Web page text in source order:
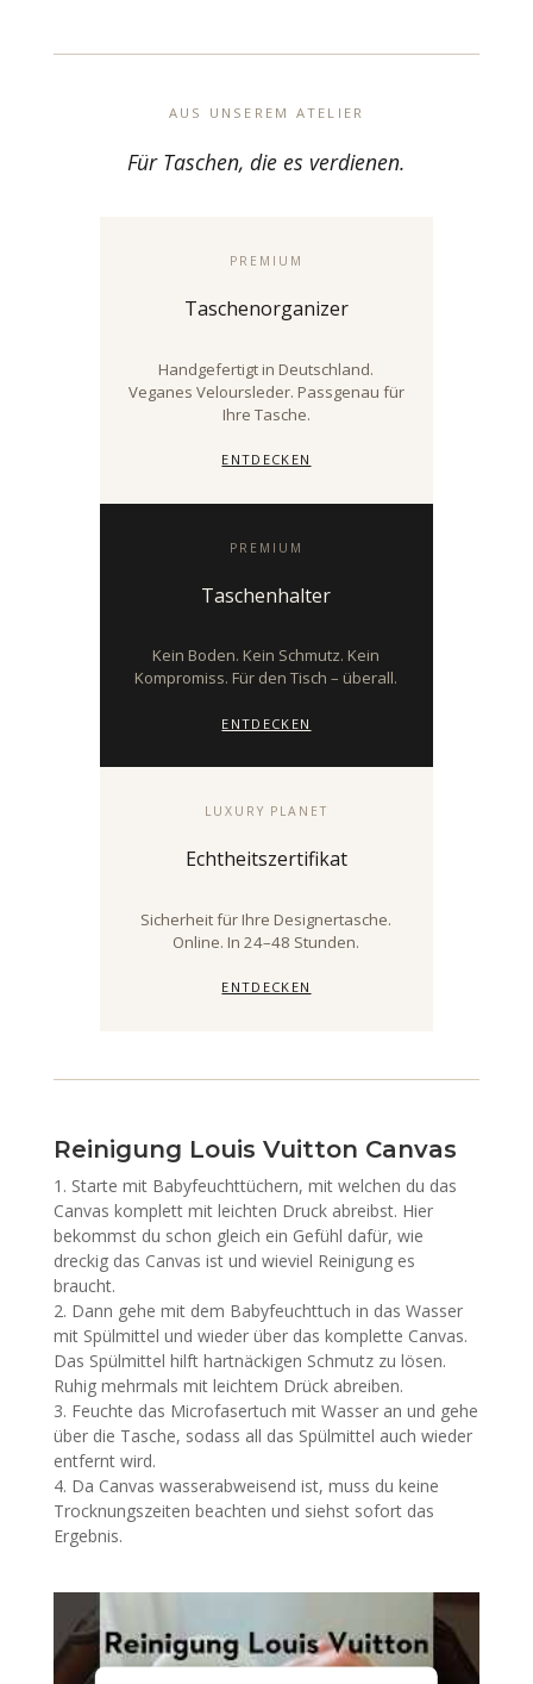
AUS UNSEREM ATELIER
Für Taschen, die es verdienen.
PREMIUM
Taschenorganizer
Handgefertigt in Deutschland.
Veganes Veloursleder. Passgenau für
Ihre Tasche.
ENTDECKEN
PREMIUM
Taschenhalter
Kein Boden. Kein Schmutz. Kein
Kompromiss. Für den Tisch – überall.
ENTDECKEN
LUXURY PLANET
Echtheitszertifikat
Sicherheit für Ihre Designertasche.
Online. In 24–48 Stunden.
ENTDECKEN
Reinigung Louis Vuitton Canvas
Starte mit Babyfeuchttüchern, mit welchen du das
Canvas komplett mit leichten Druck abreibst. Hier
bekommst du schon gleich ein Gefühl dafür, wie
dreckig das Canvas ist und wieviel Reinigung es
braucht.
Dann gehe mit dem Babyfeuchttuch in das Wasser
mit Spülmittel und wieder über das komplette Canvas.
Das Spülmittel hilft hartnäckigen Schmutz zu lösen.
Ruhig mehrmals mit leichtem Drück abreiben.
Feuchte das Microfasertuch mit Wasser an und gehe
über die Tasche, sodass all das Spülmittel auch wieder
entfernt wird.
Da Canvas wasserabweisend ist, muss du keine
Trocknungszeiten beachten und siehst sofort das
Ergebnis.